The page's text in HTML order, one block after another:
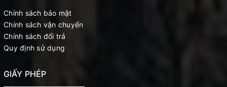
Chính sách bảo mật
Chính sách vận chuyển
Chính sách đổi trả
Quy định sử dụng
GIẤY PHÉP